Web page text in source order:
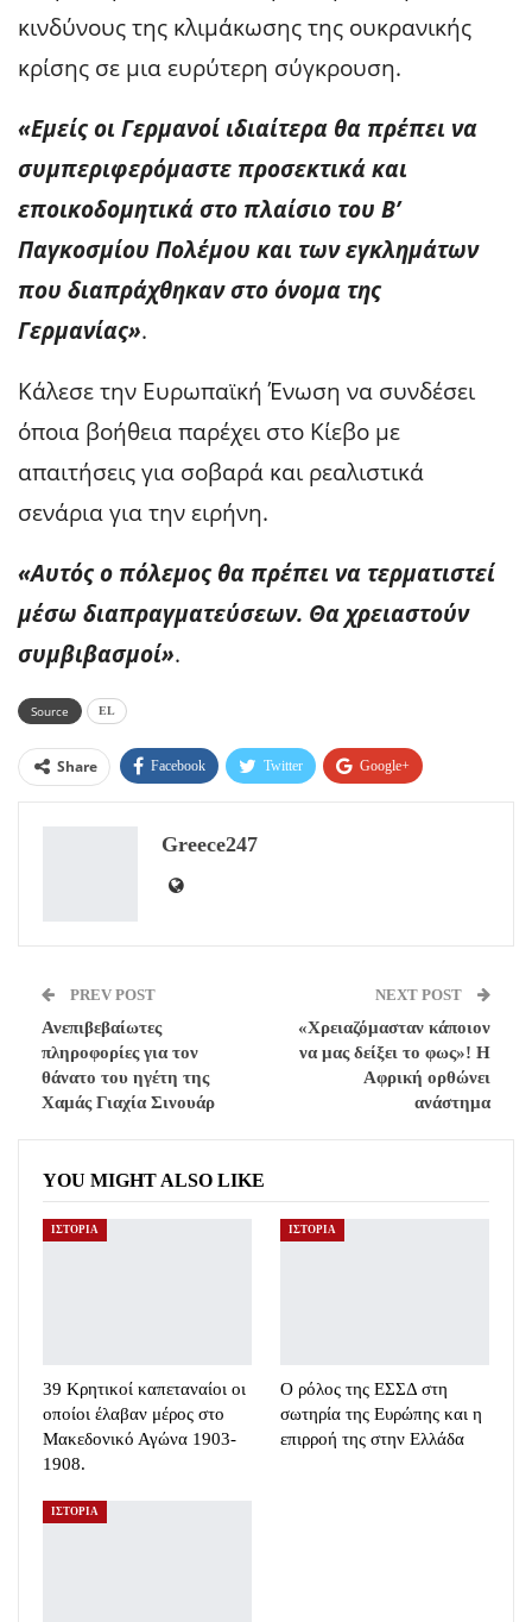
κινδύνους της κλιμάκωσης της ουκρανικής
κρίσης σε μια ευρύτερη σύγκρουση.
«Εμείς οι Γερμανοί ιδιαίτερα θα πρέπει να
συμπεριφερόμαστε προσεκτικά και
εποικοδομητικά στο πλαίσιο του Β’
Παγκοσμίου Πολέμου και των εγκλημάτων
που διαπράχθηκαν στο όνομα της
Γερμανίας».
Κάλεσε την Ευρωπαϊκή Ένωση να συνδέσει
όποια βοήθεια παρέχει στο Κίεβο με
απαιτήσεις για σοβαρά και ρεαλιστικά
σενάρια για την ειρήνη.
«Αυτός ο πόλεμος θα πρέπει να τερματιστεί
μέσω διαπραγματεύσεων. Θα χρειαστούν
συμβιβασμοί».
Source EL
Share Facebook Twitter Google+
Greece247
PREV POST
Ανεπιβεβαίωτες
πληροφορίες για τον
θάνατο του ηγέτη της
Χαμάς Γιαχία Σινουάρ
NEXT POST
«Χρειαζόμασταν κάποιον
να μας δείξει το φως»! Η
Αφρική ορθώνει
ανάστημα
YOU MIGHT ALSO LIKE
ΙΣΤΟΡΙΑ
39 Κρητικοί καπεταναίοι οι
οποίοι έλαβαν μέρος στο
Μακεδονικό Αγώνα 1903-
1908.
ΙΣΤΟΡΙΑ
Ο ρόλος της ΕΣΣΔ στη
σωτηρία της Ευρώπης και η
επιρροή της στην Ελλάδα
ΙΣΤΟΡΙΑ